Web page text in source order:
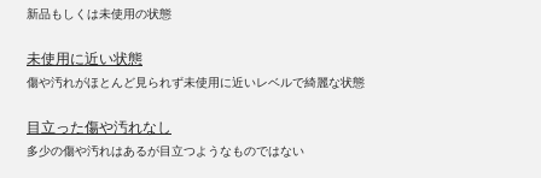
新品もしくは未使用の状態
未使用に近い状態
傷や汚れがほとんど見られず未使用に近いレベルで綺麗な状態
目立った傷や汚れなし
多少の傷や汚れはあるが目立つようなものではない